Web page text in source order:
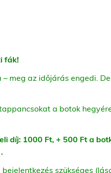
fák!
meg az időjárás engedi.
a botok
díj: 1000 Ft, + 500 Ft a
bejelentkezés szükséges